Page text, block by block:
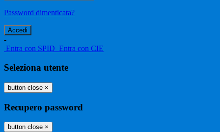
Password dimenticata?
-
Entra con SPID Entra con CIE
Seleziona utente
button close ×
Recupero password
button close ×